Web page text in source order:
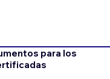
para los